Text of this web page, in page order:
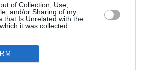
of Collection, Use,
and/or Sharing of my
that Is Unrelated with the
it was collected.
COMMENTAIRES
l'article :
entre l’Espagne et l’Italie : des
des correspondances à risque